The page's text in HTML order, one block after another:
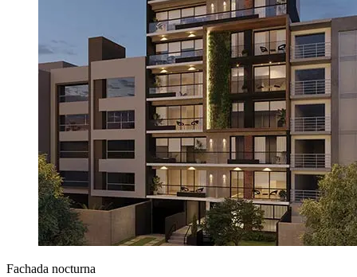
Fachada nocturna